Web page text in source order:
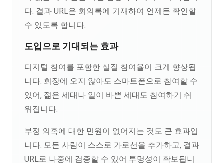
다. 결과 URL은 회의록에 기재하여 언제든 확인할
수 있도록 합니다.
도입으로 기대되는 효과
디지털 참여를 포함한 실질 참여율이 크게 향상됩
니다. 회장에 오지 않아도 스마트폰으로 참여할 수
있어, 젊은 세대나 일이 바쁜 세대도 참여하기 쉬
워집니다.
부정 의혹에 대한 민원이 없어지는 것도 큰 효과입
니다. 모든 사람이 스스로 가로선을 추가하고, 결과
URL로 나중에 검증할 수 있어 투명성이 확보됩니